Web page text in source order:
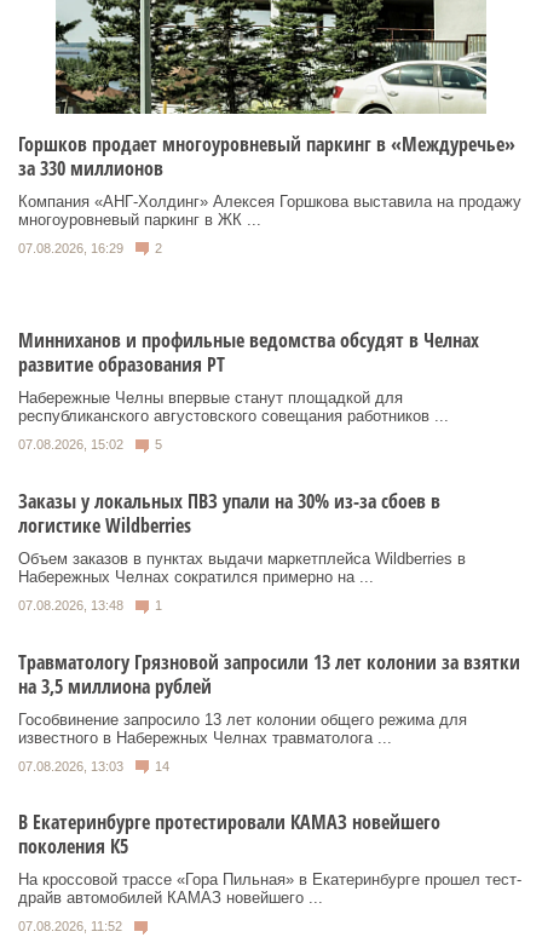
Горшков продает многоуровневый паркинг в «Междуречье»
за 330 миллионов
Компания «АНГ-Холдинг» Алексея Горшкова выставила на продажу
многоуровневый паркинг в ЖК ...
07.08.2026, 16:29 2
Минниханов и профильные ведомства обсудят в Челнах
развитие образования РТ
Набережные Челны впервые станут площадкой для
республиканского августовского совещания работников ...
07.08.2026, 15:02 5
Заказы у локальных ПВЗ упали на 30% из-за сбоев в
логистике Wildberries
Объем заказов в пунктах выдачи маркетплейса Wildberries в
Набережных Челнах сократился примерно на ...
07.08.2026, 13:48 1
Травматологу Грязновой запросили 13 лет колонии за взятки
на 3,5 миллиона рублей
Гособвинение запросило 13 лет колонии общего режима для
известного в Набережных Челнах травматолога ...
07.08.2026, 13:03 14
В Екатеринбурге протестировали КАМАЗ новейшего
поколения К5
На кроссовой трассе «Гора Пильная» в Екатеринбурге прошел тест-
драйв автомобилей КАМАЗ новейшего ...
07.08.2026, 11:52